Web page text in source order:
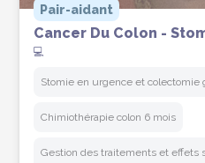
Pair-aidant
Cancer Du Colon -
💻
Stomie en urgence et colectomie
Chimiothérapie colon 6 mois
Gestion des traitements et effets